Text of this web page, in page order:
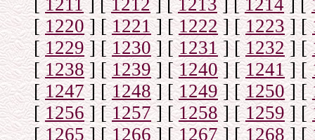
[1211] [1212] [1213 ] [1214] [
[1220] [1221] [1222] [1223] [
[1229] [1230] [1231] [1232] [
[1238] [1239] [1240] [1241] [
[1247] [1248] [1249] [1250] [
[1256] [1257] [1258 ] [1259] [
[1265] [1266] [1267] [1268] [